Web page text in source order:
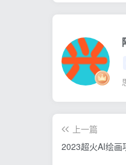
上一篇
2023超火AI绘画